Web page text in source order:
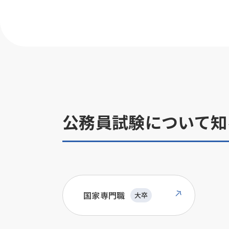
公務員試験について
国家専門職 大卒